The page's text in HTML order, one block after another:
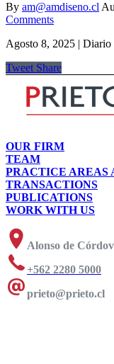
By am@amdiseno.cl
Comments
Agosto 8, 2025 | Diario
Tweet Share
OUR FIRM
TEAM
PRACTICE AREAS
TRANSACTIONS
PUBLICATIONS
WORK WITH US
Alonso de
+562 2280 5000
prieto@prieto.cl